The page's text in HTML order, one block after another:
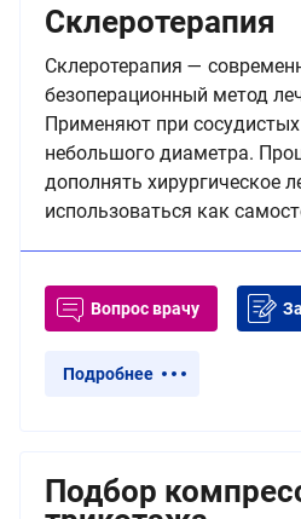
Склеротерапия
Склеротерапия —
безоперационный метод
Применяют при
небольшого диаметра.
дополнять хирургическое
использоваться как
Вопрос врачу
Подробнее
Подбор